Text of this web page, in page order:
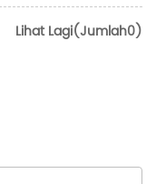
Lihat Lagi(Jumlah0)